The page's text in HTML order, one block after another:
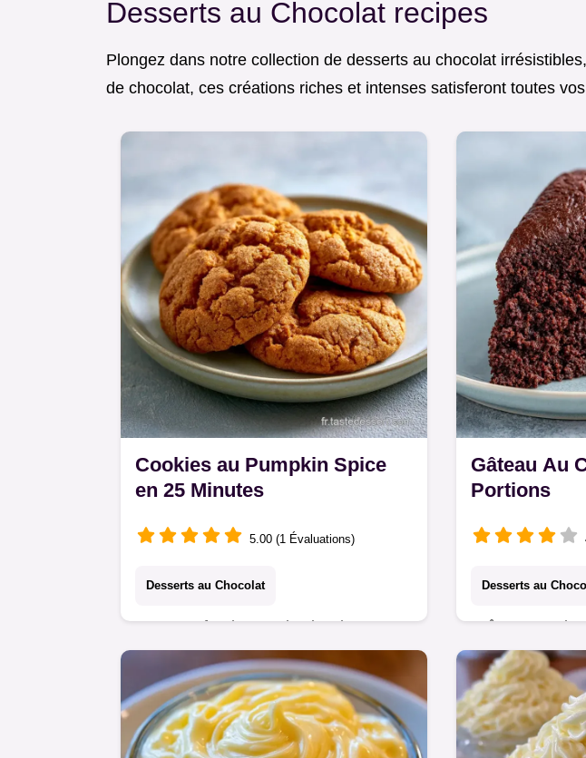
Desserts au Chocolat recipes
Plongez dans notre collection de desserts au chocolat
de chocolat, ces créations riches et intenses satisferont toutes
Cookies au Pumpkin Spice
en 25 Minutes
5.00 (1 Évaluations)
Desserts au Chocolat
Un cœur fondant et des bords
croustillants pour ces Cookies au
Pumpkin Spice. Apprenez pourquoi
cette recette fonctionne pour réussir
vos fournées.
Gâteau Au
Portions
Desserts au
Prêt en 45
chocolat est
d'une texture
grec et
ingrédients.